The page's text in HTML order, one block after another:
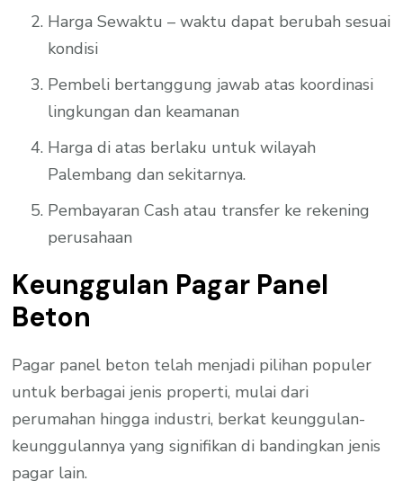
Harga Sewaktu – waktu dapat berubah sesuai
kondisi
Pembeli bertanggung jawab atas koordinasi
lingkungan dan keamanan
Harga di atas berlaku untuk wilayah
Palembang dan sekitarnya.
Pembayaran Cash atau transfer ke rekening
perusahaan
Keunggulan Pagar Panel
Beton
Pagar panel beton telah menjadi pilihan populer
untuk berbagai jenis properti, mulai dari
perumahan hingga industri, berkat keunggulan-
keunggulannya yang signifikan di bandingkan jenis
pagar lain.